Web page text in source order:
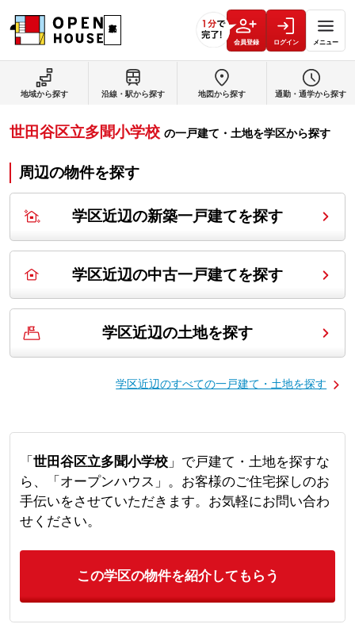
会員登録 ログイン メニュー
地域から探す 沿線・駅から探す 地図から探す 通勤・通学から探す
世田谷区立多聞小学校 の一戸建て・土地を学区から探す
周辺の物件を探す
学区近辺の新築一戸建てを探す
学区近辺の中古一戸建てを探す
学区近辺の土地を探す
学区近辺のすべての一戸建て・土地を探す
「 世田谷区立多聞小学校」で戸建て・土地を探すな
ら、「オープンハウス」。お客様のご住宅探しのお
手伝いをさせていただきます。お気軽にお問い合わ
せください。
この学区の物件を紹介してもらう